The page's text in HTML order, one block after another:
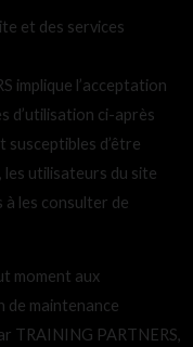
et des services
implique l’acceptation
d’utilisation ci-après
susceptibles d’être
utilisateurs du site
à les consulter de
moment aux
maintenance
TRAINING PARTNERS,